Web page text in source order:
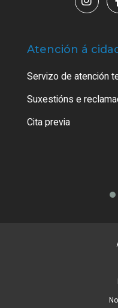
Atención á
Servizo de atención
Suxestións e
Cita previa